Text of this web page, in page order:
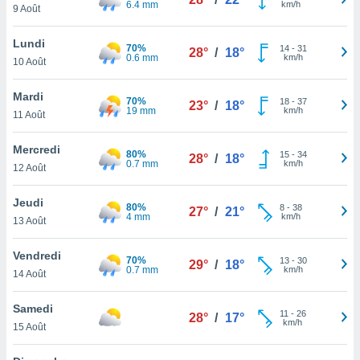
au
vous
de
ou
de
le
ainsi
un
la
du
9 Août
6.4 mm
km/h
Lundi
10 Août
70%
0.6 mm
28° / 18° 14- 31
km/h
Mardi
11 Août
70%
19 mm
23° / 18° 18- 37
km/h
Mercredi
12 Août
80%
0.7 mm
28° / 18° 15- 34
km/h
Jeudi
13 Août
80%
4 mm
27° / 21° 8- 38
km/h
Vendredi
14 Août
70%
0.7 mm
29° / 18° 13- 30
km/h
Samedi
15 Août
28° / 17° 11 - 26
km/h